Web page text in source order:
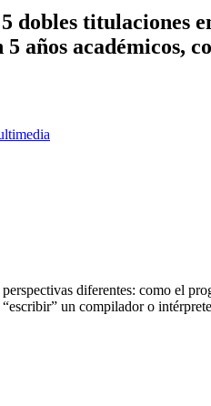
dobles titulaciones
años académicos,
diferentes: como el
un compilador o